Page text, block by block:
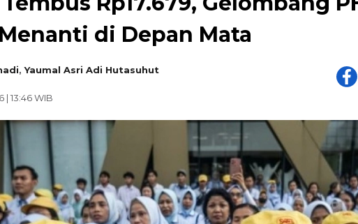
di Depan Mata
,Yaumal Asri Adi Hutasuhut
| 13:46 WIB